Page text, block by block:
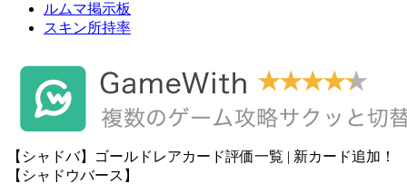
ルムマ掲示板
スキン所持率
【シャドバ】ゴールドレアカード評価一覧 | 新カード追加！
【シャドウバース】